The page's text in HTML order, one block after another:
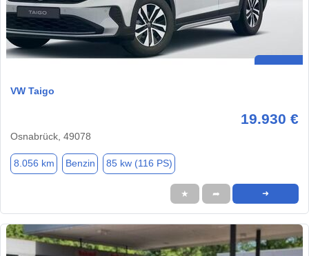
VW Taigo
19.930 €
Osnabrück, 49078
8.056 km Benzin 85 kw (116 PS)
★ ➦ ➜